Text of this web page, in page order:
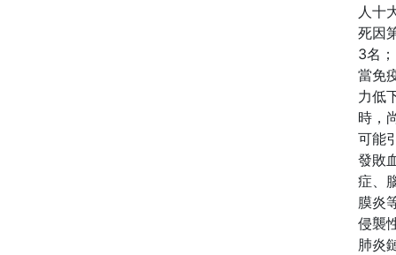
人十
死因
3名；
當免
力低
時，
可能
發敗
症、
膜炎
侵襲
肺炎